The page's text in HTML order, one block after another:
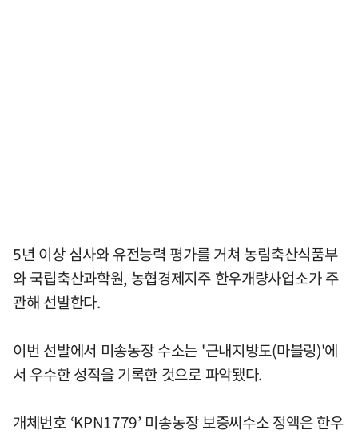
5년 이상 심사와 유전능력 평가를 거쳐 농림축산식품부
와 국립축산과학원, 농협경제지주 한우개량사업소가 주
관해 선발한다.
이번 선발에서 미송농장 수소는 '근내지방도(마블링)'에
서 우수한 성적을 기록한 것으로 파악됐다.
개체번호 ‘KPN1779’ 미송농장 보증씨수소 정액은 한우